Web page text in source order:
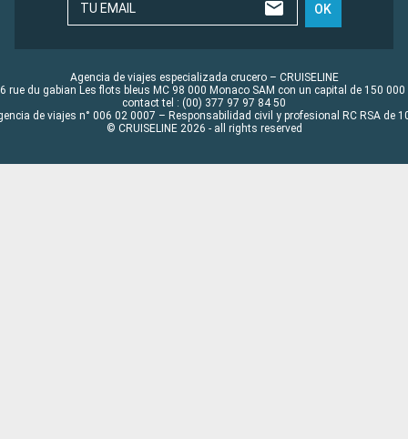
TU EMAIL OK
Agencia de viajes especializada crucero – CRUISELINE
rue du gabian Les flots bleus MC 98 000 Monaco SAM con un capital de 150 000
contact tel : (00) 377 97 97 84 50
de viajes n° 006 02 0007 – Responsabilidad civil y profesional RC RSA de
© CRUISELINE 2026 - all rights reserved